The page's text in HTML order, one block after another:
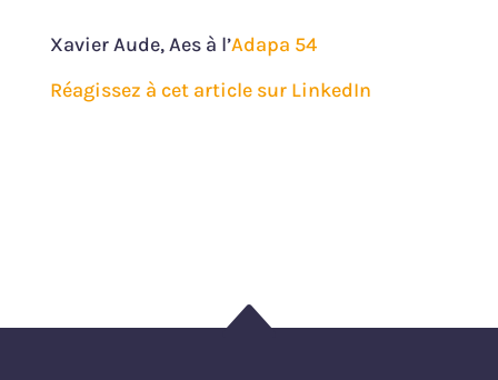
Xavier Aude, Aes à l’Adapa 54
Réagissez à cet article sur LinkedIn
B